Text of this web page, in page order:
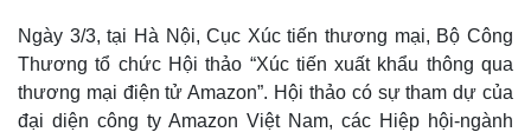
Ngày 3/3, tại Hà Nội, Cục Xúc tiến thương mại, Bộ Công
Thương tổ chức Hội thảo “Xúc tiến xuất khẩu thông qua
thương mại điện tử Amazon”. Hội thảo có sự tham dự của
đại diện công ty Amazon Việt Nam, các Hiệp hội-ngành